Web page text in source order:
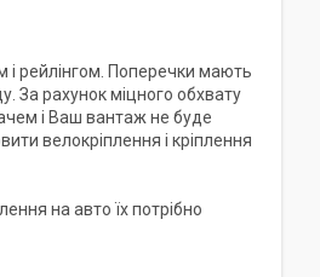
і рейлінгом. Поперечки мають
За рахунок міцного обхвату
і Ваш вантаж не буде
велокріплення і кріплення
на авто їх потрібно